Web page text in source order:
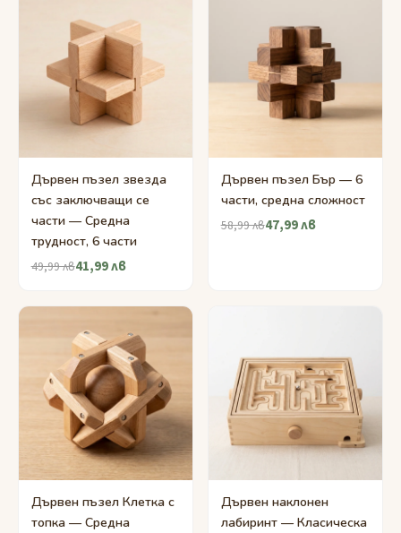
Дървен пъзел звезда
със заключващи се
части — Средна
трудност, 6 части
49,99 лв41,99 лв
Дървен пъзел Бър — 6
части, средна сложност
58,99 лв47,99 лв
Дървен пъзел Клетка с
топка — Средна
Дървен наклонен
лабиринт — Класическа